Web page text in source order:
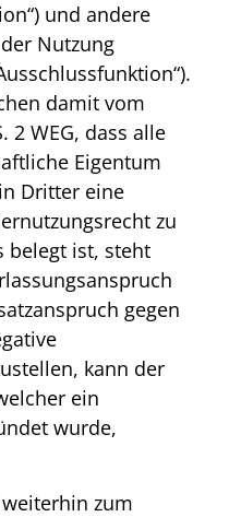
und andere
Nutzung
damit vom
2 WEG, dass alle
Eigentum
Dritter eine
zu
belegt ist, steht
gegen
kann der
ein
wurde,
zum